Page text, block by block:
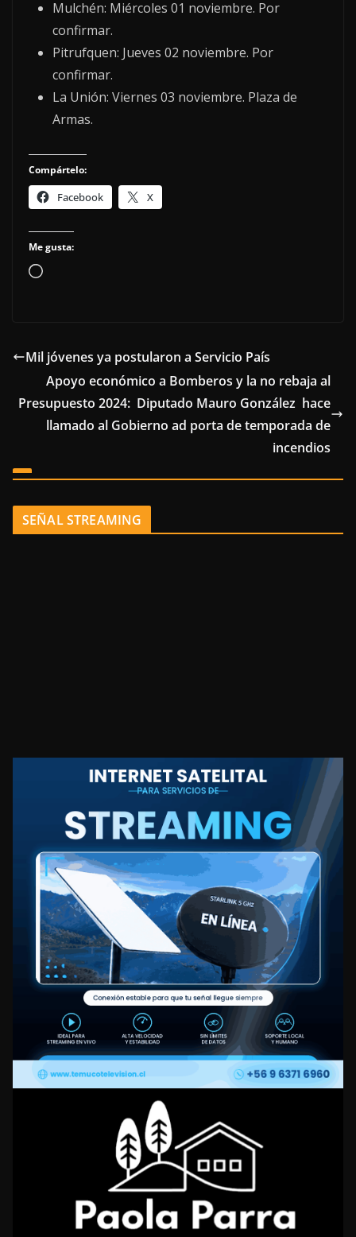
Mulchén: Miércoles 01 noviembre. Por
confirmar.
Pitrufquen: Jueves 02 noviembre. Por
confirmar.
La Unión: Viernes 03 noviembre. Plaza de
Armas.
Compártelo:
Facebook X
Me gusta:
Cargando...
Mil jóvenes ya postularon a Servicio País
Apoyo económico a Bomberos y la no rebaja al
Presupuesto 2024: Diputado Mauro González hace
llamado al Gobierno ad porta de temporada de
incendios
SEÑAL STREAMING